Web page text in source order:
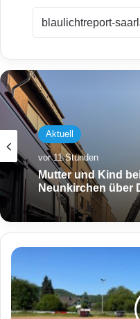
Aktuell
vor 11 Stunden
Mutter und Kind
Neunkirchen über
H
r
t
e